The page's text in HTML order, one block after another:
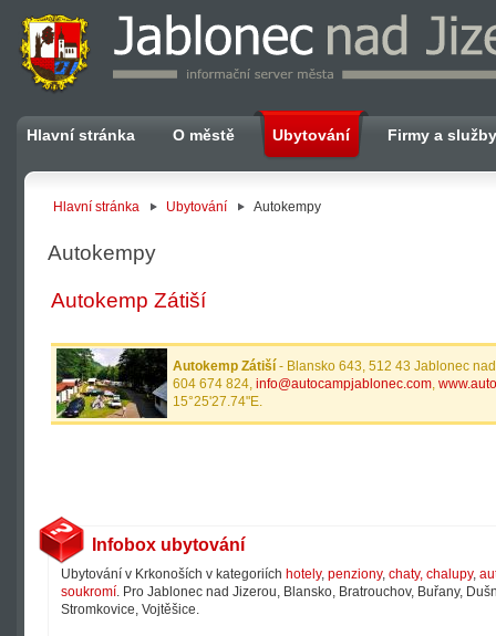
Hlavní stránka O městě Ubytování Firmy a služby
Hlavní stránka Ubytování Autokempy
Autokempy
Autokemp Zátiší
Autokemp Zátiší - Blansko 643, 512 43 Jablonec
604 674 824, info@autocampjablonec.com,
15°25'27.74"E.
Infobox ubytování
Ubytování v Krkonoších v kategoriích hotely, penziony, chaty, chalupy,
soukromí. Pro Jablonec nad Jizerou, Blansko, Bratrouchov, Buřany,
Stromkovice, Vojtěšice.